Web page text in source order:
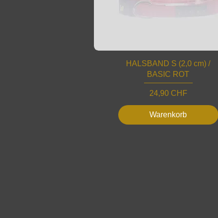
HALSBAND S (2,0 cm) /
BASIC ROT
Preis
24,90 CHF
Warenkorb